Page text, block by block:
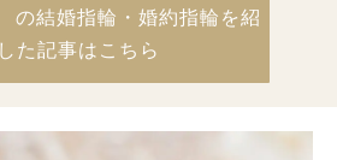
の結婚指輪・婚約指輪を紹
た記事はこちら